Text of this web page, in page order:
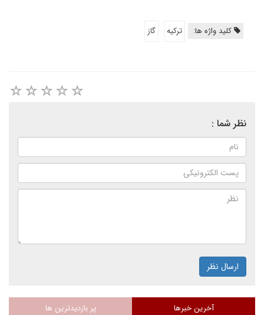
کلید واژه ها: ترکیه گاز
نظر شما :
ارسال نظر
آخرین خبرها پر بازدیدترین ها